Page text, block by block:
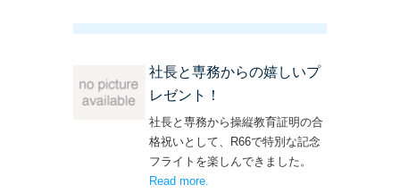
社長と専務からの嬉しいプ
レゼント！
社長と専務から操縦教育証明の合
格祝いとして、R66で特別な記念
フライトを楽しんできました。
Read more